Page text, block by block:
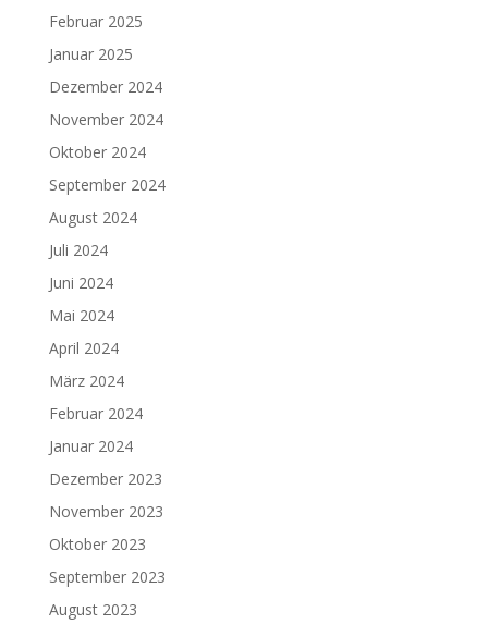
Februar 2025
Januar 2025
Dezember 2024
November 2024
Oktober 2024
September 2024
August 2024
Juli 2024
Juni 2024
Mai 2024
April 2024
März 2024
Februar 2024
Januar 2024
Dezember 2023
November 2023
Oktober 2023
September 2023
August 2023